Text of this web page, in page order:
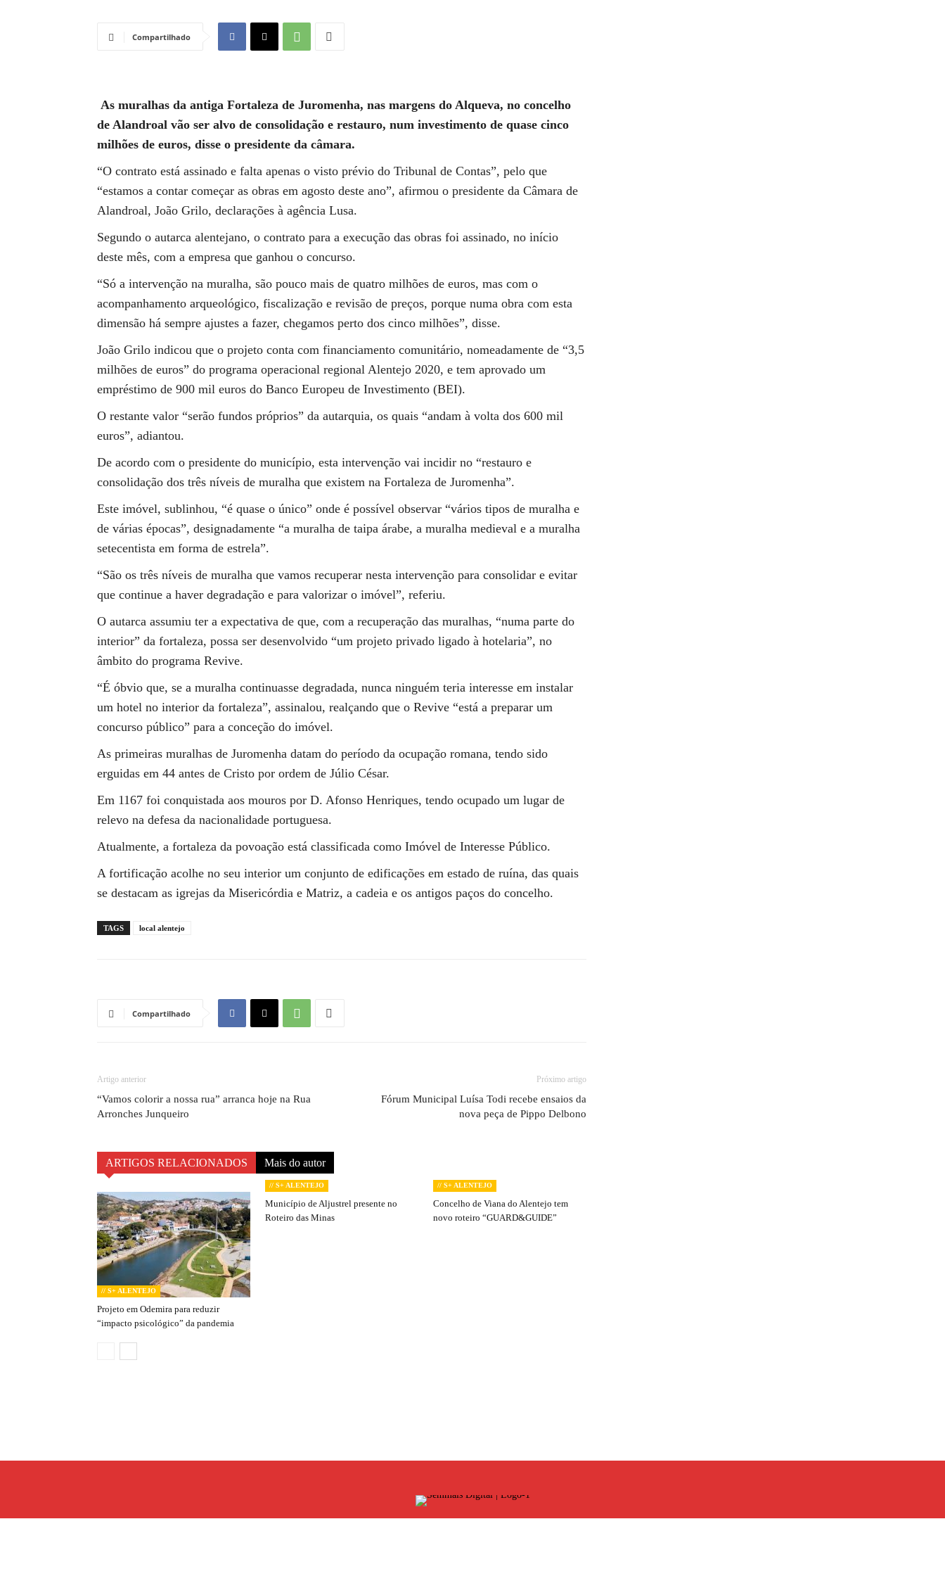
Compartilhado
As muralhas da antiga Fortaleza de Juromenha, nas margens do Alqueva, no concelho
de Alandroal vão ser alvo de consolidação e restauro, num investimento de quase cinco
milhões de euros, disse o presidente da câmara.
“O contrato está assinado e falta apenas o visto prévio do Tribunal de Contas”, pelo que
“estamos a contar começar as obras em agosto deste ano”, afirmou o presidente da Câmara de
Alandroal, João Grilo, declarações à agência Lusa.
Segundo o autarca alentejano, o contrato para a execução das obras foi assinado, no início
deste mês, com a empresa que ganhou o concurso.
“Só a intervenção na muralha, são pouco mais de quatro milhões de euros, mas com o
acompanhamento arqueológico, fiscalização e revisão de preços, porque numa obra com esta
dimensão há sempre ajustes a fazer, chegamos perto dos cinco milhões”, disse.
João Grilo indicou que o projeto conta com financiamento comunitário, nomeadamente de “3,5
milhões de euros” do programa operacional regional Alentejo 2020, e tem aprovado um
empréstimo de 900 mil euros do Banco Europeu de Investimento (BEI).
O restante valor “serão fundos próprios” da autarquia, os quais “andam à volta dos 600 mil
euros”, adiantou.
De acordo com o presidente do município, esta intervenção vai incidir no “restauro e
consolidação dos três níveis de muralha que existem na Fortaleza de Juromenha”.
Este imóvel, sublinhou, “é quase o único” onde é possível observar “vários tipos de muralha e
de várias épocas”, designadamente “a muralha de taipa árabe, a muralha medieval e a muralha
setecentista em forma de estrela”.
“São os três níveis de muralha que vamos recuperar nesta intervenção para consolidar e evitar
que continue a haver degradação e para valorizar o imóvel”, referiu.
O autarca assumiu ter a expectativa de que, com a recuperação das muralhas, “numa parte do
interior” da fortaleza, possa ser desenvolvido “um projeto privado ligado à hotelaria”, no
âmbito do programa Revive.
“É óbvio que, se a muralha continuasse degradada, nunca ninguém teria interesse em instalar
um hotel no interior da fortaleza”, assinalou, realçando que o Revive “está a preparar um
concurso público” para a conceção do imóvel.
As primeiras muralhas de Juromenha datam do período da ocupação romana, tendo sido
erguidas em 44 antes de Cristo por ordem de Júlio César.
Em 1167 foi conquistada aos mouros por D. Afonso Henriques, tendo ocupado um lugar de
relevo na defesa da nacionalidade portuguesa.
Atualmente, a fortaleza da povoação está classificada como Imóvel de Interesse Público.
A fortificação acolhe no seu interior um conjunto de edificações em estado de ruína, das quais
se destacam as igrejas da Misericórdia e Matriz, a cadeia e os antigos paços do concelho.
TAGS local alentejo
Compartilhado
Artigo anterior
“Vamos colorir a nossa rua” arranca hoje na Rua
Arronches Junqueiro
Próximo artigo
Fórum Municipal Luísa Todi recebe ensaios da
nova peça de Pippo Delbono
ARTIGOS RELACIONADOS Mais do autor
// S+ ALENTEJO
Projeto em Odemira para reduzir
“impacto psicológico” da pandemia
// S+ ALENTEJO
Município de Aljustrel presente no
Roteiro das Minas
// S+ ALENTEJO
Concelho de Viana do Alentejo tem
novo roteiro “GUARD&GUIDE”